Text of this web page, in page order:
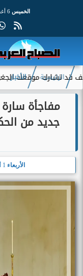
الخميس
موقعك الجغرافي مع
الرئيسية الأخبار
مفاجأة
جديد من
الأربعاء